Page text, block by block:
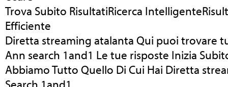
Trova Subito RisultatiRicerca
Efficiente
Diretta streaming atalanta Qui puoi trovare
Ann search 1and1 Le tue risposte Inizia
Abbiamo Tutto Quello Di Cui Hai Diretta
Search 1and1